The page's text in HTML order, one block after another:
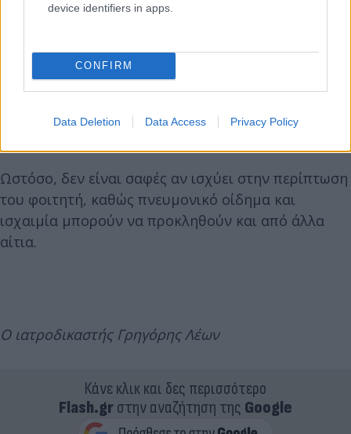
device identifiers in apps.
CONFIRM
Data Deletion Data Access Privacy Policy
Σημειώνεται πως ο κορονοϊός είναι δυνατό να
κάνει θρομβώσεις των στεφανιαίων αγγείων και να
οδηγήσει σε έμφραγμα, δηλαδή ισχαιμία, που με τη
σειρά της μπορεί να προκαλέσει πνευμονικό
Ωστόσο, δεν είναι σαφές αν ισχύει στην περίπτωση
του φοιτητή, καθώς πνευμονικό οίδημα και
ισχαιμία μπορούν να προκληθούν και από άλλα
αίτια.
Ο ιατροδικαστής Γρηγόρης Λέων
Κάνε κλικ και δες περισσότερο
Flash.grστην αναζήτηση της Google